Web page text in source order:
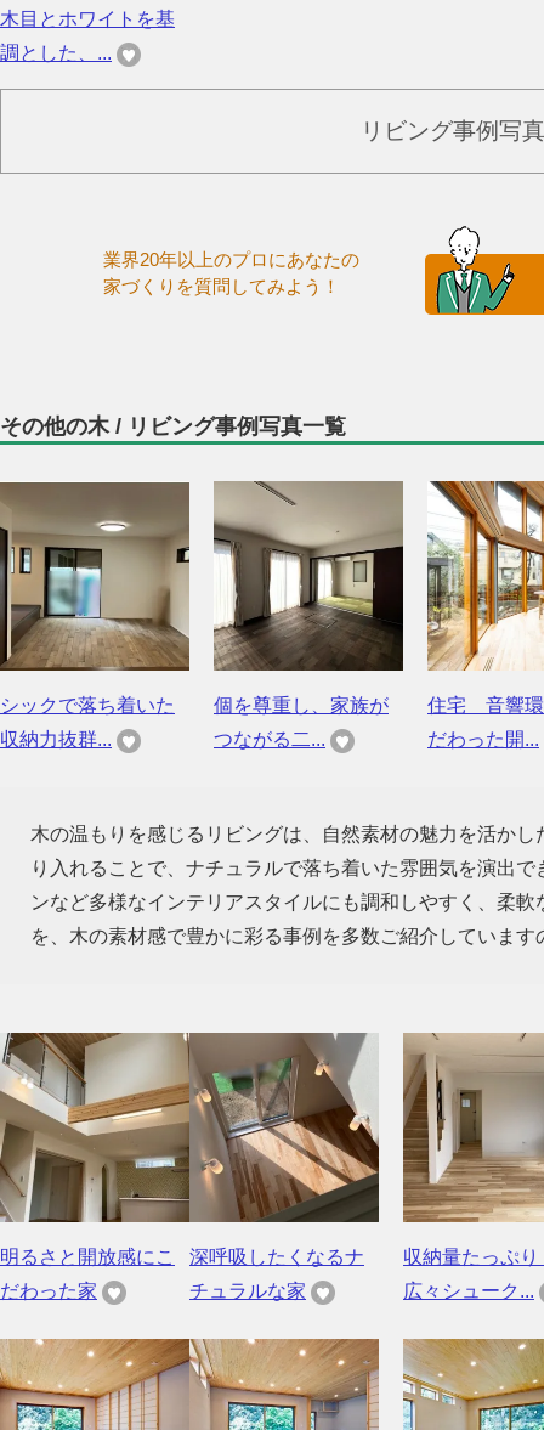
木目とホワイトを基
調とした、...
リビング事例写
業界20年以上のプロにあなたの
家づくりを質問してみよう！
その他の木 / リビング事例写真一覧
シックで落ち着いた
収納力抜群...
個を尊重し、家族が
つながる二...
住宅 音響環
だわった開...
木の温もりを感じるリビングは、自然素材の魅力を活か
り入れることで、ナチュラルで落ち着いた雰囲気を演出
ンなど多様なインテリアスタイルにも調和しやすく、柔
を、木の素材感で豊かに彩る事例を多数ご紹介していま
明るさと開放感にこ
だわった家
深呼吸したくなるナ
チュラルな家
収納量たっぷり
広々シューク...